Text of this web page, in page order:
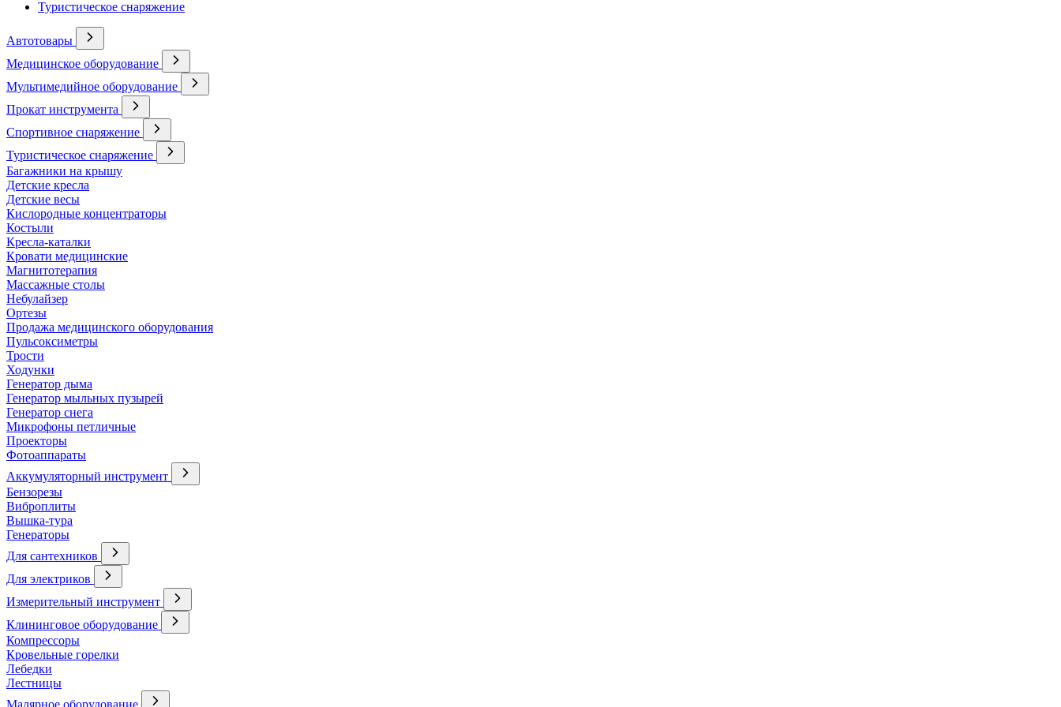
Туристическое снаряжение
Автотовары
Медицинское оборудование
Мультимедийное оборудование
Прокат инструмента
Спортивное снаряжение
Туристическое снаряжение
Багажники на крышу
Детские кресла
Детские весы
Кислородные концентраторы
Костыли
Кресла-каталки
Кровати медицинские
Магнитотерапия
Массажные столы
Небулайзер
Ортезы
Продажа медицинского оборудования
Пульсоксиметры
Трости
Ходунки
Генератор дыма
Генератор мыльных пузырей
Генератор снега
Микрофоны петличные
Проекторы
Фотоаппараты
Аккумуляторный инструмент
Бензорезы
Виброплиты
Вышка-тура
Генераторы
Для сантехников
Для электриков
Измерительный инструмент
Клининговое оборудование
Компрессоры
Кровельные горелки
Лебедки
Лестницы
Малярное оборудование